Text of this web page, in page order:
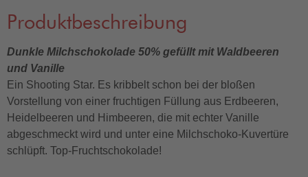
Produktbeschreibung
Dunkle Milchschokolade 50% gefüllt mit Waldbeeren
und Vanille
Ein Shooting Star. Es kribbelt schon bei der bloßen
Vorstellung von einer fruchtigen Füllung aus Erdbeeren,
Heidelbeeren und Himbeeren, die mit echter Vanille
abgeschmeckt wird und unter eine Milchschoko-Kuvertüre
schlüpft. Top-Fruchtschokolade!